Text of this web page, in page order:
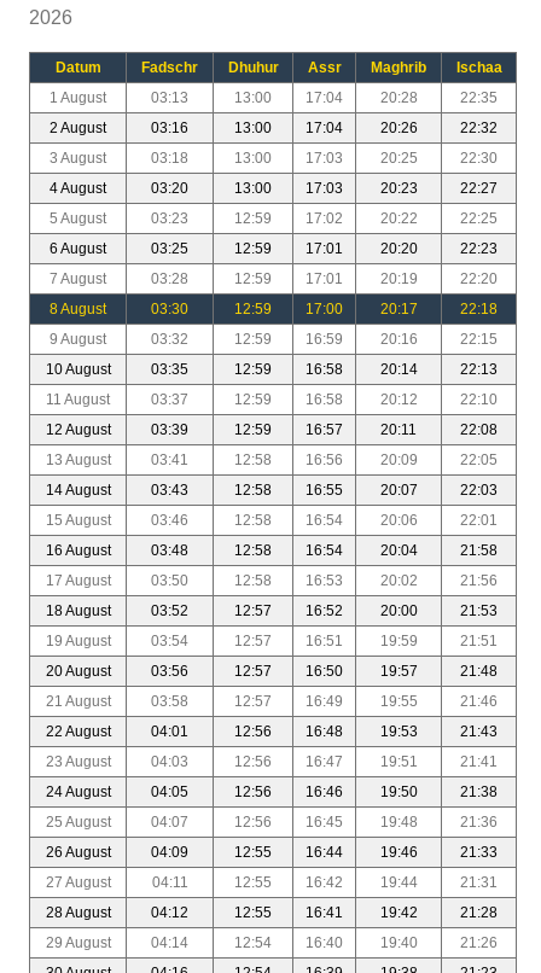
2026
Datum Fadschr Dhuhur Assr Maghrib
Ischaa
1 August
03:13 13:00 17:04 20:28
22:35
2 August
03:16 13:00 17:04 20:26
22:32
3 August
03:18 13:00 17:03 20:25
22:30
4 August
03:20 13:00 17:03 20:23
22:27
5 August
03:23 12:59 17:02 20:22
22:25
6 August
03:25 12:59 17:01 20:20
22:23
7 August
03:28 12:59 17:01 20:19
22:20
8 August
03:30 12:59 17:00 20:17
22:18
9 August
03:32 12:59 16:59 20:16
22:15
10 August
03:35 12:59 16:58 20:14
22:13
11 August
03:37 12:59 16:58 20:12
22:10
12 August
03:39 12:59 16:57 20:11
22:08
13 August
03:41 12:58 16:56 20:09
22:05
14 August
03:43 12:58 16:55 20:07
22:03
15 August
03:46 12:58 16:54 20:06
22:01
16 August
03:48 12:58 16:54 20:04
21:58
17 August
03:50 12:58 16:53 20:02
21:56
18 August
03:52 12:57 16:52 20:00
21:53
19 August
03:54 12:57 16:51 19:59
21:51
20 August
03:56 12:57 16:50 19:57
21:48
21 August
03:58 12:57 16:49 19:55
21:46
22 August
04:01 12:56 16:48 19:53
21:43
23 August
04:03 12:56 16:47 19:51
21:41
24 August
04:05 12:56 16:46 19:50
21:38
25 August
04:07 12:56 16:45 19:48
21:36
26 August
04:09 12:55 16:44 19:46
21:33
27 August
04:11 12:55 16:42 19:44
21:31
28 August
04:12 12:55 16:41 19:42
21:28
29 August
04:14 12:54 16:40 19:40
21:26